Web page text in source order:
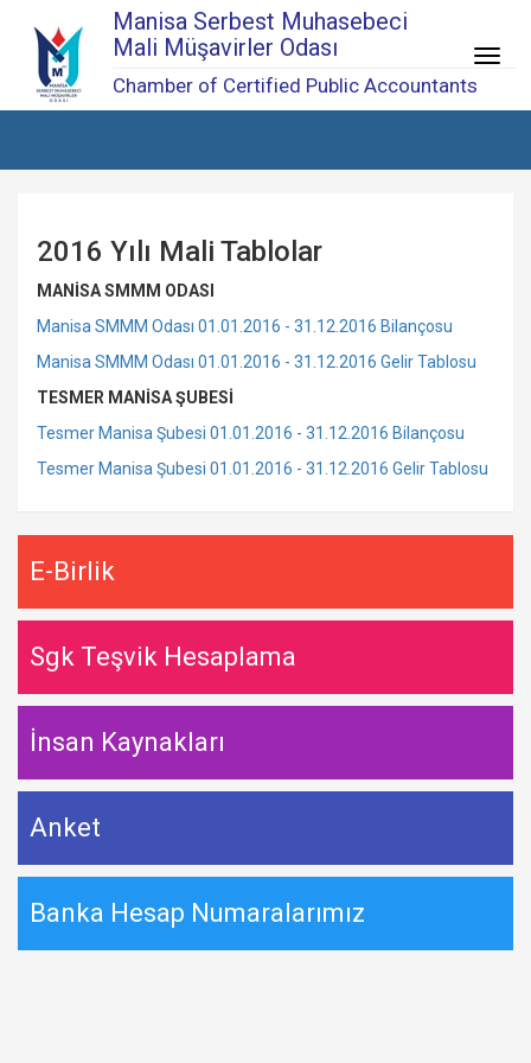
Menü
Manisa Serbest Muhasebeci
Mali Müşavirler Odası
Chamber of Certified Public Accountants
2016 Yılı Mali Tablolar
MANİSA SMMM ODASI
Manisa SMMM Odası 01.01.2016 - 31.12.2016 Bilançosu
Manisa SMMM Odası 01.01.2016 - 31.12.2016 Gelir Tablosu
TESMER MANİSA ŞUBESİ
Tesmer Manisa Şubesi 01.01.2016 - 31.12.2016 Bilançosu
Tesmer Manisa Şubesi 01.01.2016 - 31.12.2016 Gelir Tablosu
E-Birlik
Sgk Teşvik Hesaplama
İnsan Kaynakları
Anket
Banka Hesap Numaralarımız